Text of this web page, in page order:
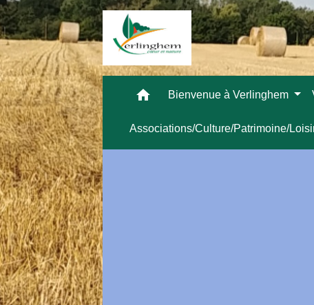
home Bienvenue à Verlinghem
Associations/Culture/Patrimoine/